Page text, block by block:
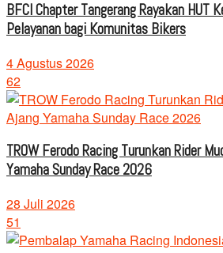
BFCI Chapter Tangerang Rayakan HUT
Pelayanan bagi Komunitas Bikers
4 Agustus 2026
62
TROW Ferodo Racing Turunkan Rider
Yamaha Sunday Race 2026
28 Juli 2026
51